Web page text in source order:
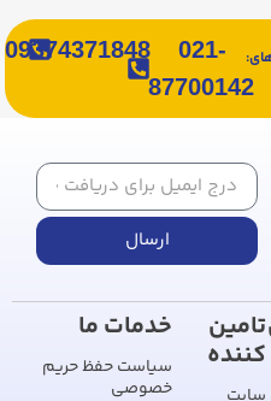
021-
87700142
09374371848
ارسال
تامین
کننده
خدمات ما
سیاست حفظ حریم
خصوصی